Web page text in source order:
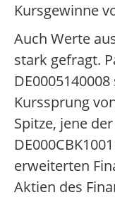
Kursgewinne
Auch Werte
stark gefragt.
Kurssprung
Spitze, jene
erweiterten
Aktien des